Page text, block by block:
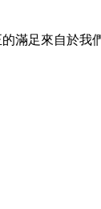
滿足來自於我